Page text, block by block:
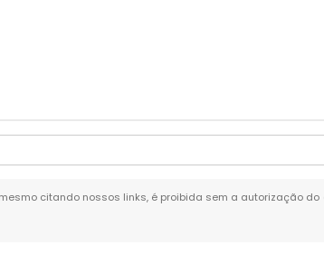
citando nossos links, é proibida sem a autorização do